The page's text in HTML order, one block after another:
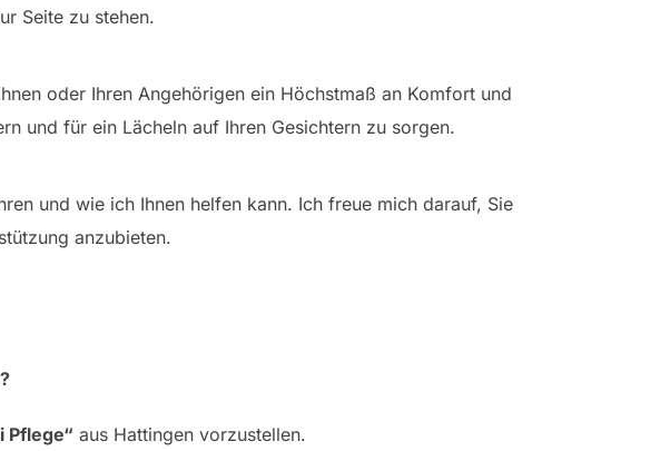
Seite zu stehen.
oder Ihren Angehörigen ein Höchstmaß an Komfort und
und für ein Lächeln auf Ihren Gesichtern zu sorgen.
und wie ich Ihnen helfen kann. Ich freue mich darauf, Sie
anzubieten.
Pflege“ aus Hattingen vorzustellen.